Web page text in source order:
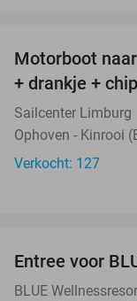
Motorboot
+ drankje +
Sailcenter Limburg
Ophoven - Kinrooi
Verkocht: 127
Entree voor
BLUE